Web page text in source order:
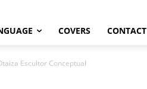
COVERS CONTACT
Escultor Conceptual